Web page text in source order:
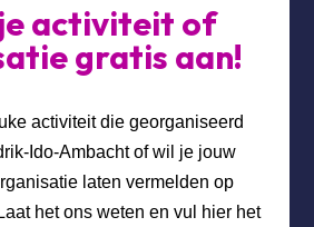
activiteit of
gratis aan!
activiteit die georganiseerd
Ido-Ambacht of wil je jouw
laten vermelden op
het ons weten en vul hier het